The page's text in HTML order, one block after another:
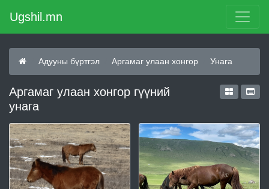
Ugshil.mn
Адууны бүртгэл Аргамаг улаан хонгор Унага
Аргамаг улаан хонгор гүүний
унага